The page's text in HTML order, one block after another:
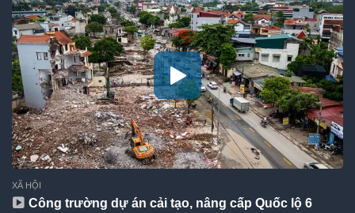
XÃ HỘI
Công trường dự án cải tạo, nâng cấp Quốc lộ 6